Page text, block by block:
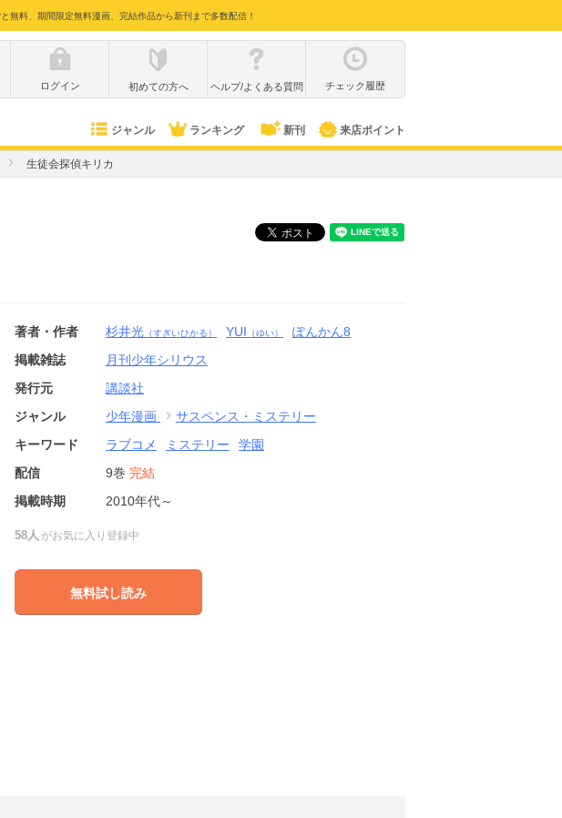
無料、期間限定無料漫画、完結作品から新刊まで多数配信！
ログイン 初めての方へ ヘルプ/よくある質問 チェック履歴
ジャンル ランキング 新刊 来店ポイント
生徒会探偵キリカ
著者・作者 杉井光 （すぎいひかる） YUI （ゆい）
ぽんかん8
掲載雑誌
月刊少年シリウス
発行元
講談社
ジャンル
少年漫画
サスペンス・ミステリー
キーワード
ラブコメ ミステリー
学園
配信
9巻 完結
掲載時期
2010年代～
58人 がお気に入り登録中
無料試し読み